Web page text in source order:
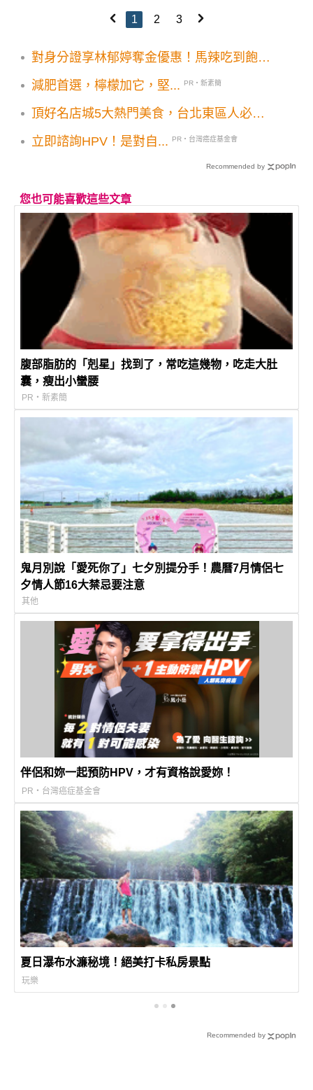
1 2 3
對身分證享林郁婷奪金優惠！馬辣吃到飽半
減肥首選，檸檬加它，堅...
PR・新素簡
頂好名店城5大熱門美食，台北東區人必吃
立即諮詢HPV！是對自...
PR・台灣癌症基金會
Recommended by
您也可能喜歡這些文章
腹部脂肪的「剋星」找到了，常吃這幾物，吃走大肚
囊，瘦出小蠻腰
PR・新素簡
鬼月別說「愛死你了」七夕別提分手！農曆7月情侶七
夕情人節16大禁忌要注意
其他
伴侶和妳一起預防HPV，才有資格說愛妳！
PR・台灣癌症基金會
夏日瀑布水濂秘境！絕美打卡私房景點
玩樂
Recommended by